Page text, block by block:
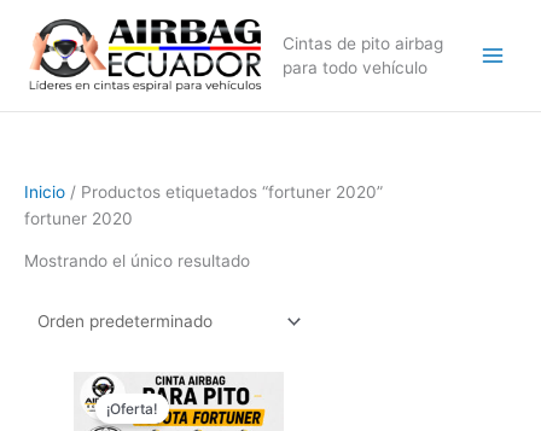
contenido
Cintas de pito airbag
para todo vehículo
Inicio / Productos etiquetados “fortuner 2020”
fortuner 2020
Mostrando el único resultado
¡Oferta!
precio
original
El
precio
actual